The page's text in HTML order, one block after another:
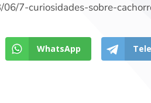
7-curiosidades-sobre-
WhatsApp